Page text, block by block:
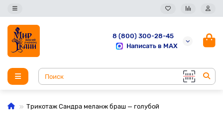
8 (800) 300-28-45
Написать в MAX
Трикотаж Сандра меланж браш — голубой